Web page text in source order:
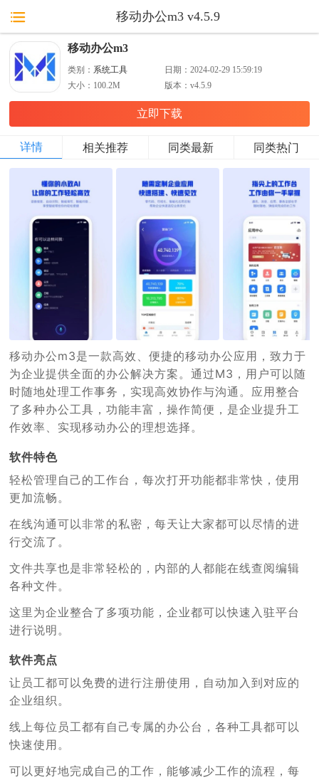
移动办公m3 v4.5.9
移动办公m3
类别： 系统工具 日期：2024-02-29 15:59:19
大小： 100.2M 版本：v4.5.9
立即下载
详情 相关推荐 同类最新 同类热门
移动办公m3是一款高效、便捷的移动办公应用，致力于
为企业提供全面的办公解决方案。通过M3，用户可以随
时随地处理工作事务，实现高效协作与沟通。应用整合
了多种办公工具，功能丰富，操作简便，是企业提升工
作效率、实现移动办公的理想选择。
软件特色
轻松管理自己的工作台，每次打开功能都非常快，使用
更加流畅。
在线沟通可以非常的私密，每天让大家都可以尽情的进
行交流了。
文件共享也是非常轻松的，内部的人都能在线查阅编辑
各种文件。
这里为企业整合了多项功能，企业都可以快速入驻平台
进行说明。
软件亮点
让员工都可以免费的进行注册使用，自动加入到对应的
企业组织。
线上每位员工都有自己专属的办公台，各种工具都可以
快速使用。
可以更好地完成自己的工作，能够减少工作的流程，每